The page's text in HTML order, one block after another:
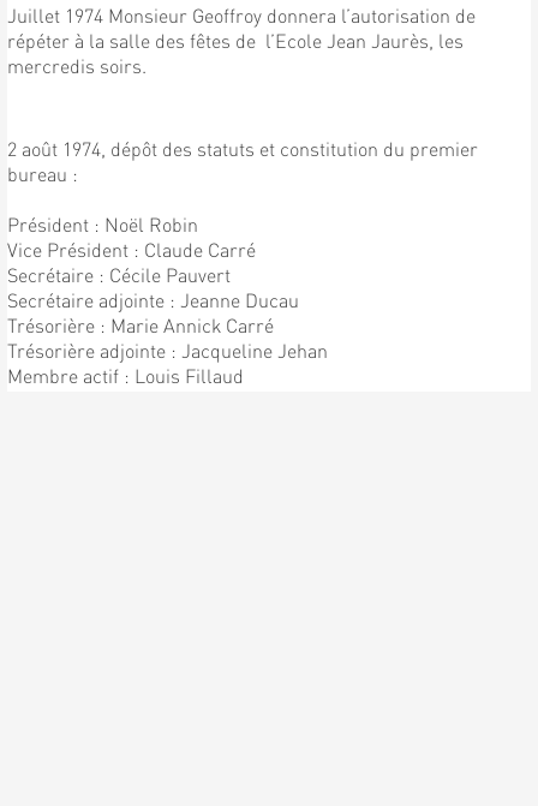
Juillet 1974 Monsieur Geoffroy donnera l’autorisation de
répéter à la salle des fêtes de l’Ecole Jean Jaurès, les
mercredis soirs.
2 août 1974, dépôt des statuts et constitution du premier
bureau :
Président : Noël Robin
Vice Président : Claude Carré
Secrétaire : Cécile Pauvert
Secrétaire adjointe : Jeanne Ducau
Trésorière : Marie Annick Carré
Trésorière adjointe : Jacqueline Jehan
Membre actif : Louis Fillaud